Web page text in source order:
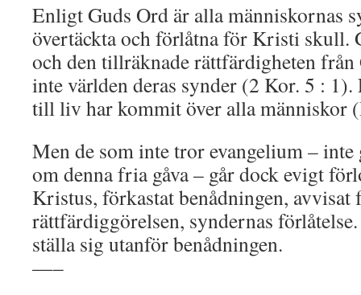
Enligt Guds Ord är alla människornas
övertäckta och förlåtna för Kristi skull.
och den tillräknade rättfärdigheten
inte världen deras synder (2 Kor. 5 :
till liv har kommit över alla människor
Men de som inte tror evangelium –
om denna fria gåva – går dock evigt
Kristus, förkastat benådningen, avvisat
rättfärdiggörelsen, syndernas
ställa sig utanför benådningen.
—–